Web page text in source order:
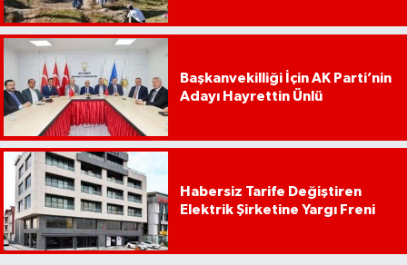
Başkanvekilliği İçin AK Parti’nin
Adayı Hayrettin Ünlü
Habersiz Tarife Değiştiren
Elektrik Şirketine Yargı Freni